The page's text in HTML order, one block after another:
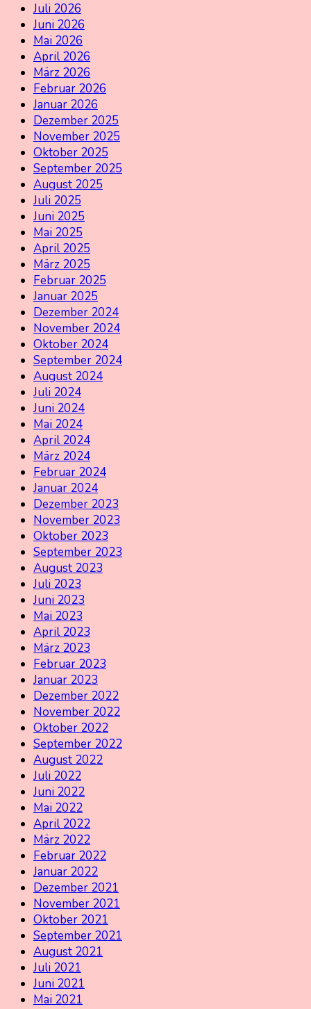
Juli 2026
Juni 2026
Mai 2026
April 2026
März 2026
Februar 2026
Januar 2026
Dezember 2025
November 2025
Oktober 2025
September 2025
August 2025
Juli 2025
Juni 2025
Mai 2025
April 2025
März 2025
Februar 2025
Januar 2025
Dezember 2024
November 2024
Oktober 2024
September 2024
August 2024
Juli 2024
Juni 2024
Mai 2024
April 2024
März 2024
Februar 2024
Januar 2024
Dezember 2023
November 2023
Oktober 2023
September 2023
August 2023
Juli 2023
Juni 2023
Mai 2023
April 2023
März 2023
Februar 2023
Januar 2023
Dezember 2022
November 2022
Oktober 2022
September 2022
August 2022
Juli 2022
Juni 2022
Mai 2022
April 2022
März 2022
Februar 2022
Januar 2022
Dezember 2021
November 2021
Oktober 2021
September 2021
August 2021
Juli 2021
Juni 2021
Mai 2021